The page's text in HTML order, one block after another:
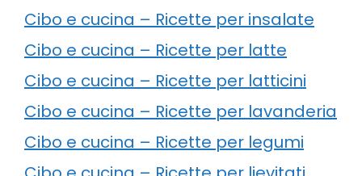
Cibo e cucina – Ricette per insalate
Cibo e cucina – Ricette per latte
Cibo e cucina – Ricette per latticini
Cibo e cucina – Ricette per lavanderia
Cibo e cucina – Ricette per legumi